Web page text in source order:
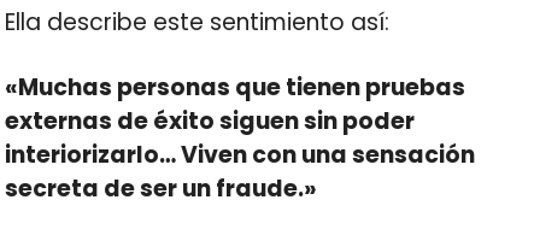
Ella describe este sentimiento así:
«Muchas personas que tienen pruebas
externas de éxito siguen sin poder
interiorizarlo… Viven con una sensación
secreta de ser un fraude.»